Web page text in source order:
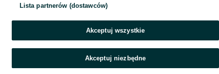
Lista partnerów (dostawców)
Akceptuj wszystkie
Akceptuj niezbędne